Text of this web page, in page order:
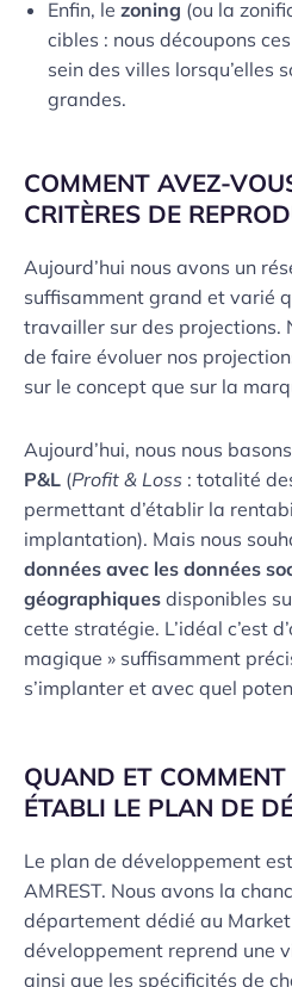
Enfin, le zoning (ou la
cibles : nous découpons
sein des villes lorsqu’elles
grandes.
COMMENT AVEZ-
CRITÈRES DE
Aujourd’hui nous avons un
suffisamment grand et varié
travailler sur des projections.
de faire évoluer nos
sur le concept que sur la
Aujourd’hui, nous nous
P&L (Profit & Loss : totalité
permettant d’établir la
implantation). Mais nous
données avec les données
géographiques disponibles
cette stratégie. L’idéal c’est
magique » suffisamment
s’implanter et avec quel
QUAND ET
ÉTABLI LE PLAN DE
Le plan de développement
AMREST. Nous avons la
département dédié au
développement reprend une
ainsi que les spécificités de